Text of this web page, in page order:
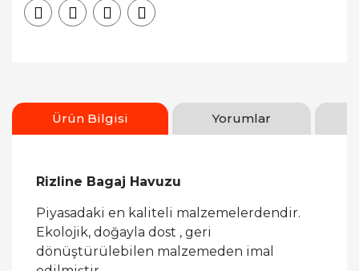
Ürün Bilgisi Yorumlar
Rizline Bagaj Havuzu
Piyasadaki en kaliteli malzemelerdendir.
Ekolojik, doğayla dost , geri
dönüştürülebilen malzemeden imal